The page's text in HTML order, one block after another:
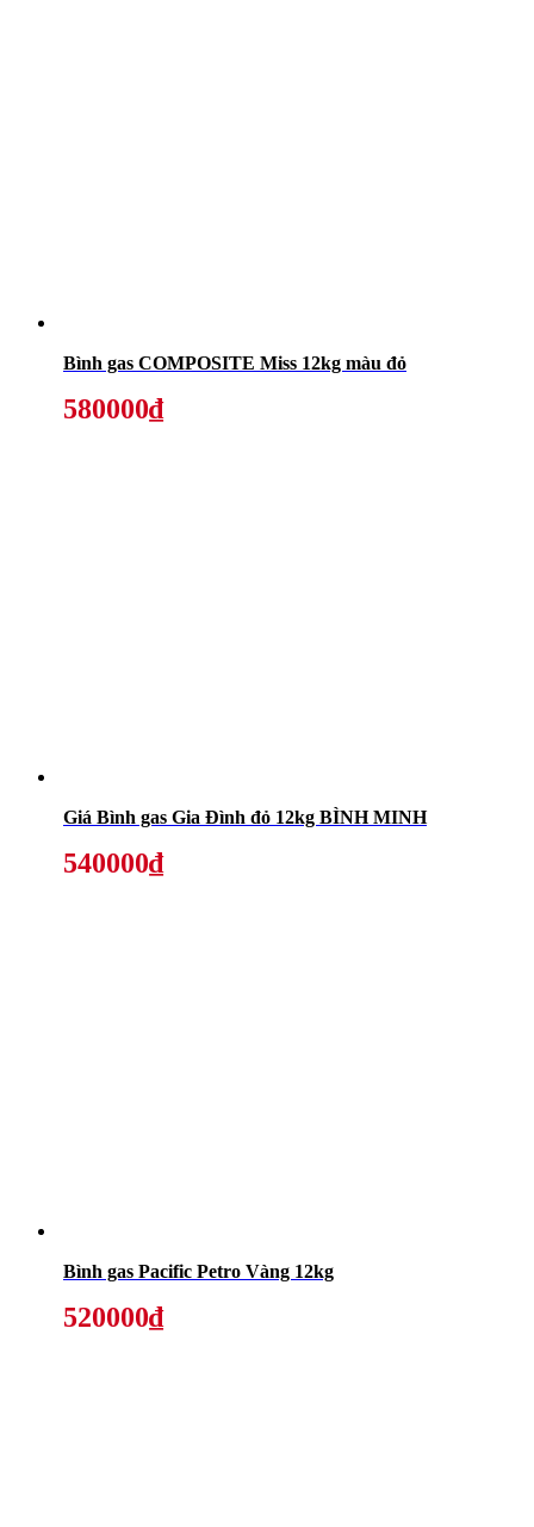
Bình gas COMPOSITE Miss 12kg màu đỏ
580000₫
Giá Bình gas Gia Đình đỏ 12kg BÌNH MINH
540000₫
Bình gas Pacific Petro Vàng 12kg
520000₫